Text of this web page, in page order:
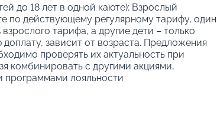
до 18 лет в одной каюте): Взрослый
по действующему регулярному тарифу, один
тарифа, а другие дети – только
зависит от возраста. Предложения
проверять их актуальность при
комбинировать с другими акциями,
лояльности